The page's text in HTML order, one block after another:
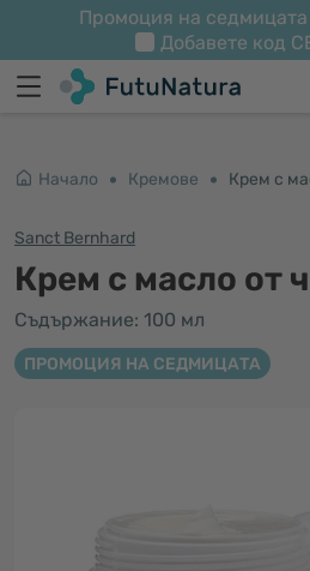
Промоция на седмицата
Добавете код
Начало Кремове
Sanct Bernhard
Крем с масло от
Съдържание: 100 мл
ПРОМОЦИЯ НА СЕДМИЦАТА